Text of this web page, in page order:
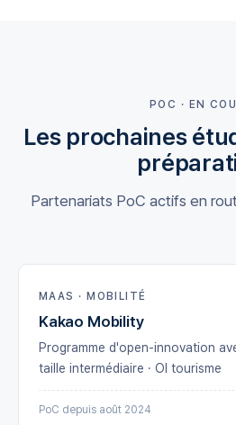
POC · EN
Les prochaines
Partenariats PoC actifs en
MAAS · MOBILITÉ
Kakao Mobility
Programme d'open-innovation
taille intermédiaire · OI tourisme
PoC depuis août 2024